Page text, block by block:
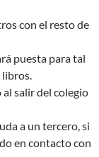
con el resto de
puesta para tal
libros.
salir del colegio
a un tercero, si
en contacto con